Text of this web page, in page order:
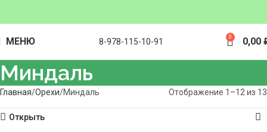
МЕНЮ 8-978-115-10-91 0 0,00
Миндаль
Главная Орехи Миндаль Отображение 1–12 из 13
Открыть